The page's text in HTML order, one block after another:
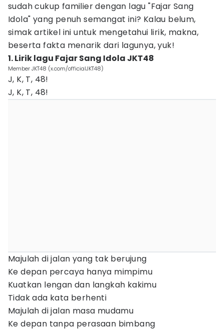
sudah cukup familier dengan lagu "Fajar Sang
Idola" yang penuh semangat ini? Kalau belum,
simak artikel ini untuk mengetahui lirik, makna,
beserta fakta menarik dari lagunya, yuk!
1. Lirik lagu Fajar Sang Idola JKT48
Member JKT48 (x.com/officialJKT48)
J, K, T, 48!
J, K, T, 48!
Majulah di jalan yang tak berujung
Ke depan percaya hanya mimpimu
Kuatkan lengan dan langkah kakimu
Tidak ada kata berhenti
Majulah di jalan masa mudamu
Ke depan tanpa perasaan bimbang